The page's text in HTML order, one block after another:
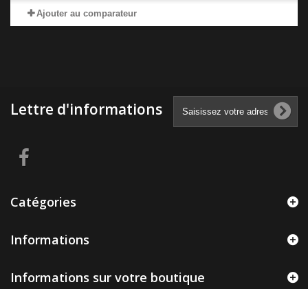
Ajouter au comparateur
Lettre d'informations
Catégories
Informations
Informations sur votre boutique